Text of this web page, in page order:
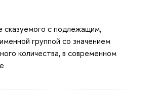
сказуемого с подлежащим,
группой со значением
количества, в современном